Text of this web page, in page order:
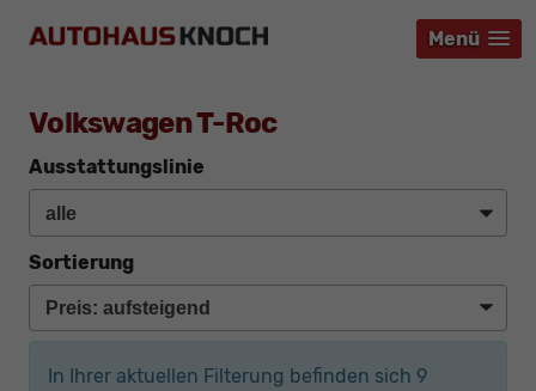
Menü
Menü
Menü
Volkswagen T-Roc
Ausstattungslinie
Sortierung
In Ihrer aktuellen Filterung befinden sich 9